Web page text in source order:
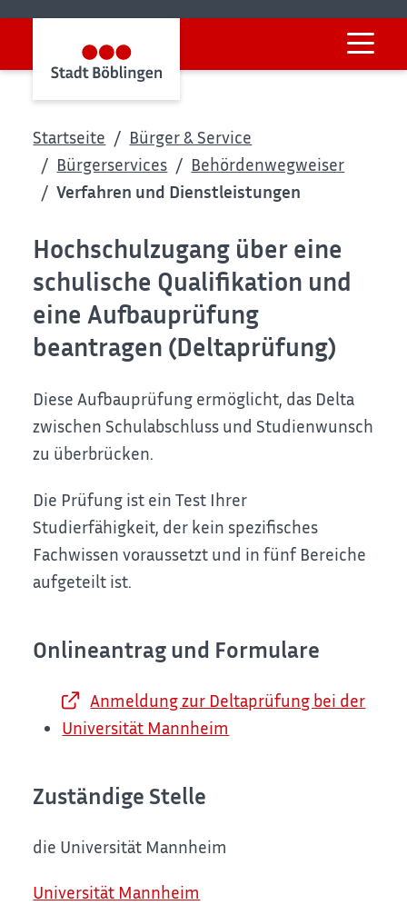
Startseite
Bürger & Service
Bürgerservices
Behördenwegweiser
Verfahren und Dienstleistungen
Hochschulzugang über eine
schulische Qualifikation und
eine Aufbauprüfung
beantragen (Deltaprüfung)
Diese Aufbauprüfung ermöglicht, das Delta
zwischen Schulabschluss und Studienwunsch
zu überbrücken.
Die Prüfung ist ein Test Ihrer
Studierfähigkeit, der kein spezifisches
Fachwissen voraussetzt und in fünf Bereiche
aufgeteilt ist.
Onlineantrag und Formulare
Anmeldung zur Deltaprüfung bei der
Universität Mannheim
Zuständige Stelle
die Universität Mannheim
Universität Mannheim